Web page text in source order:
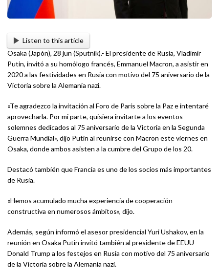
Listen to this article
Osaka (Japón), 28 jun (Sputnik).- El presidente de Rusia, Vladímir
Putin, invitó a su homólogo francés, Emmanuel Macron, a asistir en
2020 a las festividades en Rusia con motivo del 75 aniversario de la
Victoria sobre la Alemania nazi.
«Te agradezco la invitación al Foro de París sobre la Paz e intentaré
aprovecharla. Por mi parte, quisiera invitarte a los eventos
solemnes dedicados al 75 aniversario de la Victoria en la Segunda
Guerra Mundial», dijo Putin al reunirse con Macron este viernes en
Osaka, donde ambos asisten a la cumbre del Grupo de los 20.
Destacó también que Francia es uno de los socios más importantes
de Rusia.
«Hemos acumulado mucha experiencia de cooperación
constructiva en numerosos ámbitos», dijo.
Además, según informó el asesor presidencial Yuri Ushakov, en la
reunión en Osaka Putin invitó también al presidente de EEUU
Donald Trump a los festejos en Rusia con motivo del 75 aniversario
de la Victoria sobre la Alemania nazi.